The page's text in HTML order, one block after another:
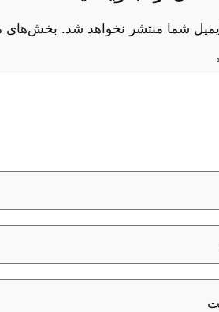
شما منتشر نخواهد شد. بخش‌های